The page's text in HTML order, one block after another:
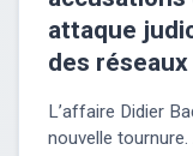
attaque
des
L’affaire Didier
nouvelle